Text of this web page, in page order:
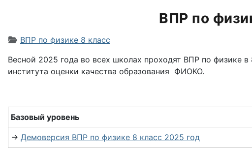
ВПР по
Информация о материале
ВПР по физике 8 класс
Весной 2025 года во всех школах проходят ВПР по физике
института оценки качества образования ФИОКО.
Базовый уровень
→ Демоверсия ВПР по физике 8 класс 2025 год